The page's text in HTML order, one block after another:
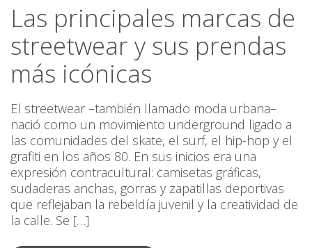
Las principales marcas de
streetwear y sus prendas
más icónicas
El streetwear –también llamado moda urbana–
nació como un movimiento underground ligado a
las comunidades del skate, el surf, el hip-hop y el
grafiti en los años 80. En sus inicios era una
expresión contracultural: camisetas gráficas,
sudaderas anchas, gorras y zapatillas deportivas
que reflejaban la rebeldía juvenil y la creatividad de
la calle. Se […]